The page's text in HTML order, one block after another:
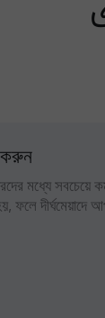
করুন
মধ্যে সবচেয়ে
ফলে দীর্ঘমেয়াদে